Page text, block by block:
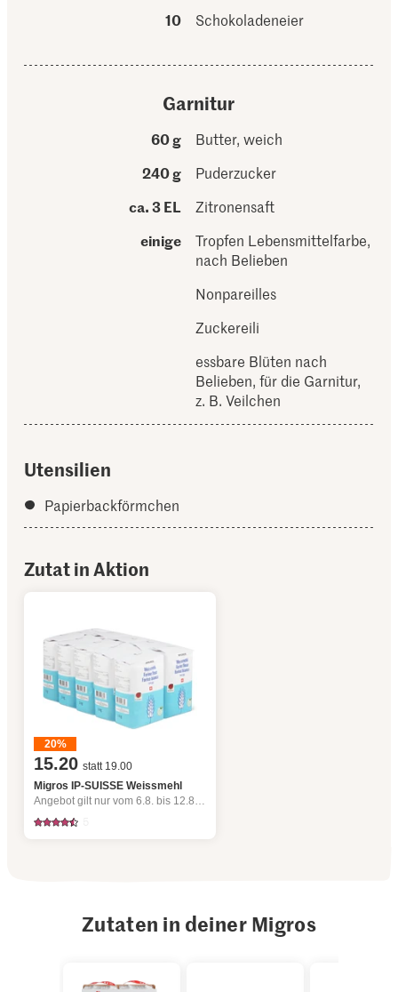
10
Schokoladeneier
Garnitur
60 g
Butter, weich
240 g
Puderzucker
ca. 3 EL
Zitronensaft
einige
Tropfen Lebensmittelfarbe,
nach Belieben
Nonpareilles
Zuckereili
essbare Blüten nach
Belieben, für die Garnitur,
z. B. Veilchen
Utensilien
Papierbackförmchen
Zutat in Aktion
20%
15.20 statt 19.00
Migros IP-SUISSE Weissmehl
Angebot gilt nur vom 6.8. bis 12.8.2026, solange Vorrat.
Zutaten in deiner Migros